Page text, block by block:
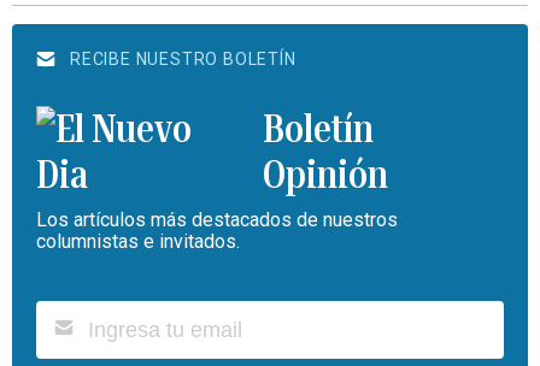
RECIBE NUESTRO BOLETÍN
Boletín
Opinión
Los artículos más destacados de nuestros
columnistas e invitados.